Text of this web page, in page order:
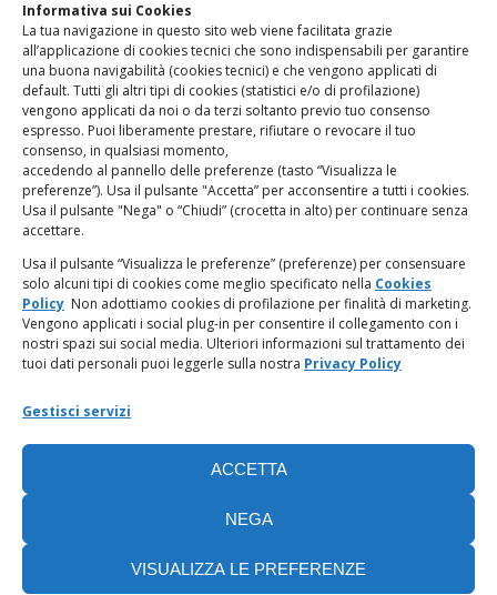
Informativa sui Cookies
La tua navigazione in questo sito web viene facilitata grazie
all’applicazione di cookies tecnici che sono indispensabili per garantire
una buona navigabilità (cookies tecnici) e che vengono applicati di
default. Tutti gli altri tipi di cookies (statistici e/o di profilazione)
vengono applicati da noi o da terzi soltanto previo tuo consenso
espresso. Puoi liberamente prestare, rifiutare o revocare il tuo
consenso, in qualsiasi momento,
accedendo al pannello delle preferenze (tasto “Visualizza le
preferenze”). Usa il pulsante "Accetta” per acconsentire a tutti i cookies.
Usa il pulsante "Nega" o “Chiudi” (crocetta in alto) per continuare senza
accettare.
Usa il pulsante “Visualizza le preferenze” (preferenze) per consensuare
solo alcuni tipi di cookies come meglio specificato nella Cookies
Policy Non adottiamo cookies di profilazione per finalità di marketing.
Vengono applicati i social plug-in per consentire il collegamento con i
nostri spazi sui social media. Ulteriori informazioni sul trattamento dei
tuoi dati personali puoi leggerle sulla nostra Privacy Policy
Gestisci servizi
ACCETTA
NEGA
VISUALIZZA LE PREFERENZE
www.odg.toscana.it – testata registrata presso il Tribunale di
Firenze al nr. 5208 dell’ 08.10.2002. Direttore responsabile:
Giampaolo Marchini – C.F. 80005790482
LINK UTILI
PagoPA
Privacy Policy
Regolamento categorie particolari di dati personali e dati
giudiziari
Amministrazione Trasparente
Cookie Policy (UE)